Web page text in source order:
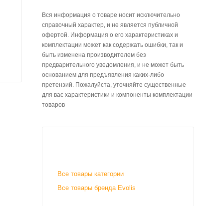
Вся информация о товаре носит исключительно
справочный характер, и не является публичной
офертой. Информация о его характеристиках и
комплектации может как содержать ошибки, так и
быть изменена производителем без
предварительного уведомления, и не может быть
основанием для предъявления каких-либо
претензий. Пожалуйста, уточняйте существенные
для вас характеристики и компоненты комплектации
товаров
Все товары категории
Все товары бренда Evolis